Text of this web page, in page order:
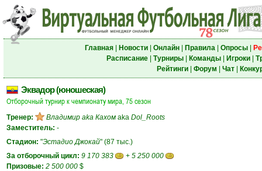
Главная| Новости| Онлайн| Правила| Опросы|
Расписание| Турниры| Команды| Игроки|
Рейтинги| Форум Чат|
Эквадор (юношеская)
Отборочный турнир к чемпионату мира, 75 сезон
Тренер: Владимир aka Кахом aka Dol_Roots
Заместитель: -
Стадион: "Эстадио Джокай" (87 тыс.)
За отборочный цикл: 9 170 383 + 5 250 000
Призовые: 2 500 000 $